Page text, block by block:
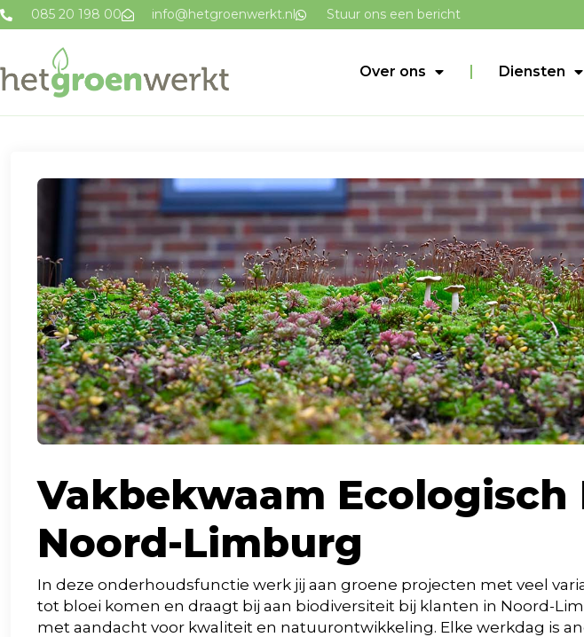
085 20 198 00 info@hetgroenwerkt.nl Stuur ons een bericht
Over ons Diensten
Vakbekwaam Ecologisch
Noord-Limburg
In deze onderhoudsfunctie werk jij aan groene projecten met veel
tot bloei komen en draagt bij aan biodiversiteit bij klanten in Noord-
met aandacht voor kwaliteit en natuurontwikkeling. Elke werkdag is